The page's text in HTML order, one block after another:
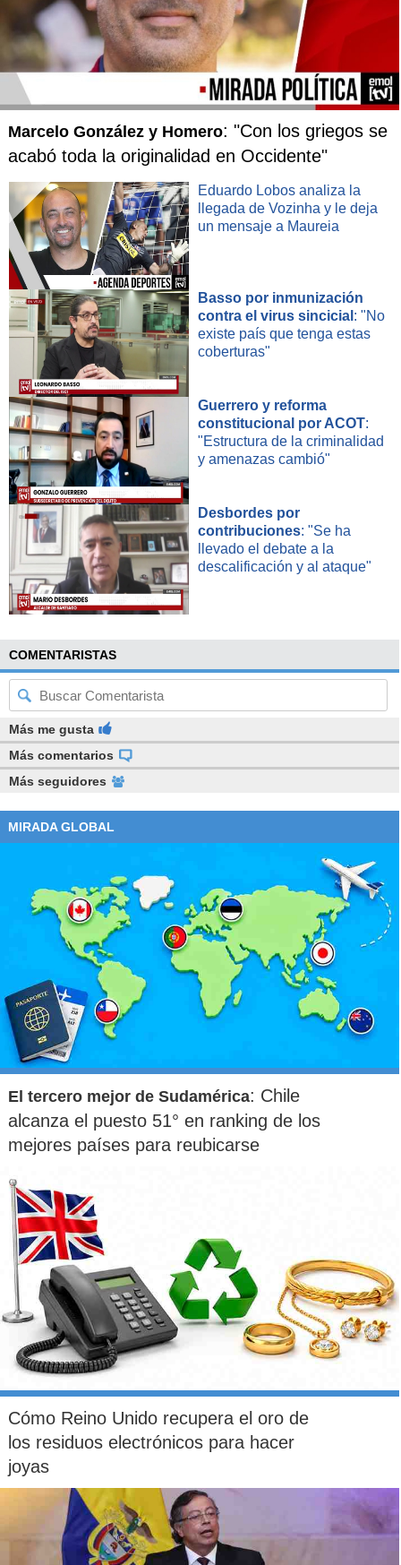
Marcelo González y Homero: "Con los griegos se
acabó toda la originalidad en Occidente"
Eduardo Lobos analiza la
llegada de Vozinha y le deja
un mensaje a Maureia
Basso por inmunización
contra el virus sincicial : "No
existe país que tenga estas
coberturas"
Guerrero y reforma
constitucional por ACOT:
"Estructura de la criminalidad
y amenazas cambió"
Desbordes por
contribuciones: "Se ha
llevado el debate a la
descalificación y al ataque"
COMENTARISTAS
Más me gusta
Más comentarios
Más seguidores
MIRADA GLOBAL
El tercero mejor de Sudamérica: Chile
alcanza el puesto 51° en ranking de los
mejores países para reubicarse
Cómo Reino Unido recupera el oro de
los residuos electrónicos para hacer
joyas